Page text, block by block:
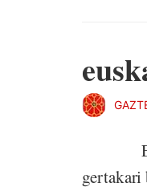
gertakari